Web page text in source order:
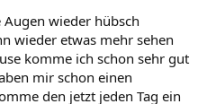
wieder hübsch
wieder etwas mehr sehen
komme ich schon sehr gut
mir schon einen
den jetzt jeden Tag ein